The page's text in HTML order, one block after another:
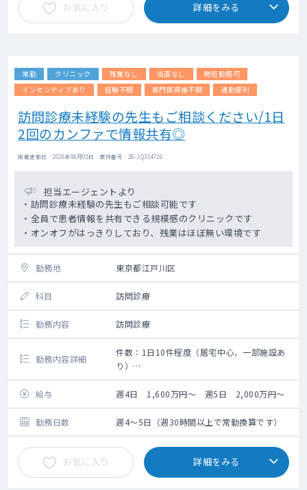
お気に入り 詳細をみる
常勤 クリニック 残業なし 当直なし
時短勤務可
インセンティブあり
経験不問 専門医資格不問 通勤便利
訪問診療未経験の先生もご相談ください/1日
2回のカンファで情報共有◎
掲載更新日 : 2026年08月05日 案件番号 : 26-JQ314726
担当エージェントより
・訪問診療未経験の先生もご相談可能です
・全員で患者情報を共有できる規模感のクリニックです
・オンオフがはっきりしており、残業はほぼ無い環境です
勤務地 東京都江戸川区
科目 訪問診療
勤務内容 訪問診療
勤務内容詳細
件数：1日10件程度（居宅中心、一部施設あ
り）
訪問診療をお願いいたします。
給与
週4日 1,600万円～ 週5日 2,000万円～
勤務日数 週4～5日（週30時間以上で常勤換算です）
お気に入り 詳細をみる